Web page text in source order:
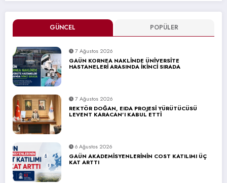
GÜNCEL POPÜLER
7 Ağustos 2026
GAÜN KORNEA NAKLİNDE ÜNİVERSİTE
HASTANELERİ ARASINDA İKİNCİ SIRADA
7 Ağustos 2026
REKTÖR DOĞAN, EIDA PROJESİ YÜRÜTÜCÜSÜ
LEVENT KARACAN’I KABUL ETTİ
6 Ağustos 2026
GAÜN AKADEMİSYENLERİNİN COST KATILIMI ÜÇ
KAT ARTTI